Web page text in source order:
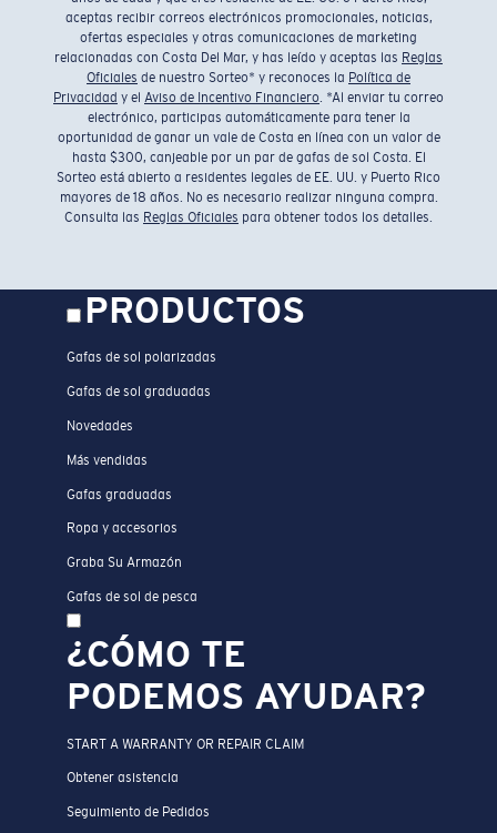
aceptas recibir correos electrónicos promocionales, noticias,
ofertas especiales y otras comunicaciones de marketing
relacionadas con Costa Del Mar, y has leído y aceptas las Reglas
Oficiales de nuestro Sorteo* y reconoces la Política de
Privacidad y el Aviso de Incentivo Financiero. *Al enviar tu correo
electrónico, participas automáticamente para tener la
oportunidad de ganar un vale de Costa en línea con un valor de
hasta $300, canjeable por un par de gafas de sol Costa. El
Sorteo está abierto a residentes legales de EE. UU. y Puerto Rico
mayores de 18 años. No es necesario realizar ninguna compra.
Consulta las Reglas Oficiales para obtener todos los detalles.
PRODUCTOS
Gafas de sol polarizadas
Gafas de sol graduadas
Novedades
Más vendidas
Gafas graduadas
Ropa y accesorios
Graba Su Armazón
Gafas de sol de pesca
¿CÓMO TE
PODEMOS AYUDAR?
START A WARRANTY OR REPAIR CLAIM
Obtener asistencia
Seguimiento de Pedidos